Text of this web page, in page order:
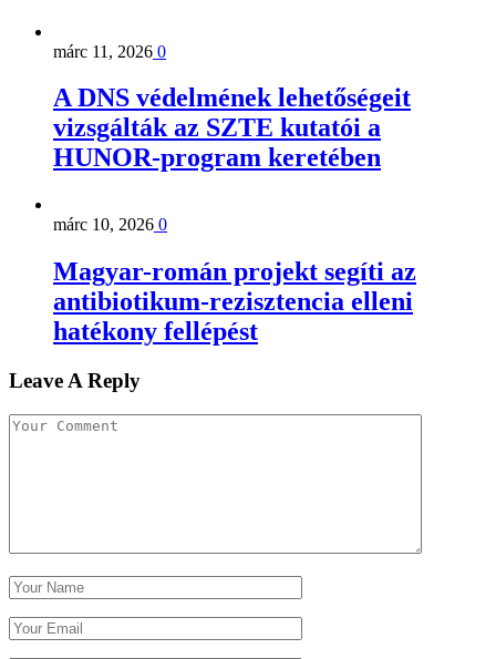
márc 11, 2026 0
A DNS védelmének lehetőségeit
vizsgálták az SZTE kutatói a
HUNOR-program keretében
márc 10, 2026 0
Magyar-román projekt segíti az
antibiotikum-rezisztencia elleni
hatékony fellépést
Leave A Reply